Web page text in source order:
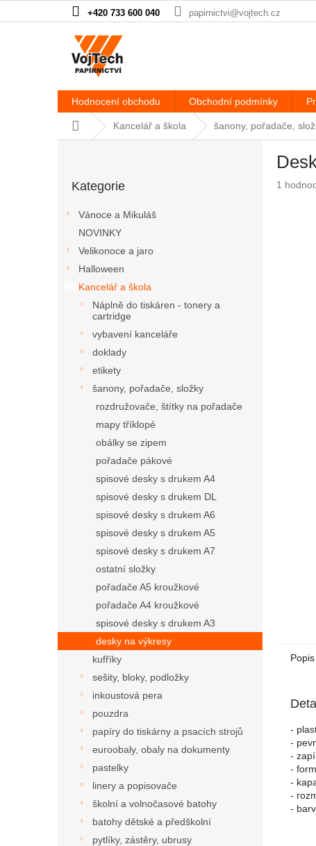
+420 733 600 040 papirnictvi@vojtech.cz
Hodnocení obchodu Obchodní podmínky
Domů Kancelář a škola šanony, pořadače,
Kategorie
Vánoce a Mikuláš
NOVINKY
Velikonoce a jaro
Halloween
Kancelář a škola
Náplně do tiskáren - tonery a
cartridge
vybavení kanceláře
doklady
etikety
šanony, pořadače, složky
rozdružovače, štítky na pořadače
mapy tříklopé
obálky se zipem
pořadače pákové
spisové desky s drukem A4
spisové desky s drukem DL
spisové desky s drukem A6
spisové desky s drukem A5
spisové desky s drukem A7
ostatní složky
pořadače A5 kroužkové
pořadače A4 kroužkové
spisové desky s drukem A3
desky na výkresy
kufříky
sešity, bloky, podložky
inkoustová pera
pouzdra
papíry do tiskárny a psacích strojů
euroobaly, obaly na dokumenty
pastelky
linery a popisovače
školní a volnočasové batohy
batohy dětské a předškolní
pytlíky, zástěry, ubrusy
1
Popis
-
-
-
-
-
-
-